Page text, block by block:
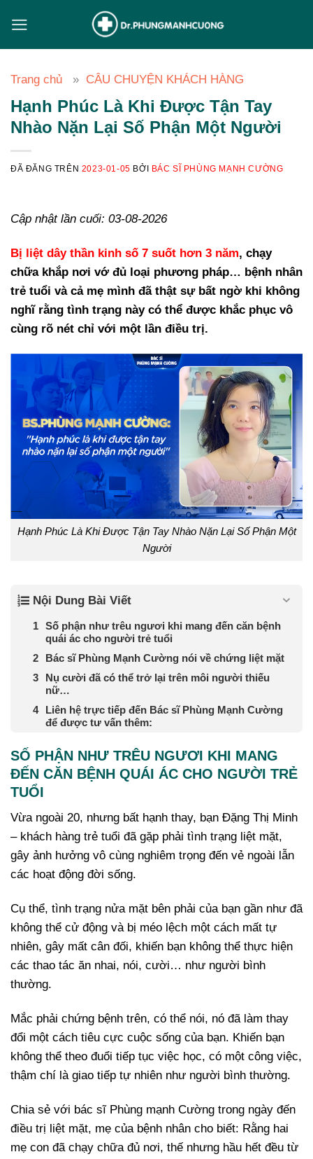
đến
nội
Trang chủ
CÂU CHUYỆN KHÁCH HÀNG
Hạnh Phúc Là Khi Được Tận Tay
Nhào Nặn Lại Số Phận Một Người
ĐÃ ĐĂNG TRÊN 2023-01-05 BỞI BÁC SĨ PHÙNG MẠNH CƯỜNG
Cập nhật lần cuối: 03-08-2026
Bị liệt dây thần kinh số 7 suốt hơn 3 năm, chạy
chữa khắp nơi vớ đủ loại phương pháp… bệnh nhân
trẻ tuổi và cả mẹ mình đã thật sự bất ngờ khi không
nghĩ rằng tình trạng này có thể được khắc phục vô
cùng rõ nét chỉ với một lần điều trị.
Hạnh Phúc Là Khi Được Tận Tay Nhào Nặn Lại Số Phận Một
Người
Nội Dung Bài Viết
Số phận như trêu ngươi khi mang đến căn bệnh
quái ác cho người trẻ tuổi
Bác sĩ Phùng Mạnh Cường nói về chứng liệt mặt
Nụ cười đã có thể trở lại trên môi người thiếu
nữ…
Liên hệ trực tiếp đến Bác sĩ Phùng Mạnh Cường
để được tư vấn thêm:
SỐ PHẬN NHƯ TRÊU NGƯƠI KHI MANG
ĐẾN CĂN BỆNH QUÁI ÁC CHO NGƯỜI TRẺ
TUỔI
Vừa ngoài 20, nhưng bất hạnh thay, bạn Đặng Thị Minh
– khách hàng trẻ tuổi đã gặp phải tình trạng liệt mặt,
gây ảnh hưởng vô cùng nghiêm trọng đến vẻ ngoài lẫn
các hoạt động đời sống.
Cụ thể, tình trạng nửa mặt bên phải của bạn gần như đã
không thể cử động và bị méo lệch một cách mất tự
nhiên, gây mất cân đối, khiến bạn không thể thực hiện
các thao tác ăn nhai, nói, cười… như người bình
thường.
Mắc phải chứng bệnh trên, có thể nói, nó đã làm thay
đổi một cách tiêu cực cuộc sống của bạn. Khiến bạn
không thể theo đuổi tiếp tục việc học, có một công việc,
thậm chí là giao tiếp tự nhiên như người bình thường.
Chia sẻ với bác sĩ Phùng mạnh Cường trong ngày đến
điều trị liệt mặt, mẹ của bệnh nhân cho biết: Rằng hai
mẹ con đã chạy chữa đủ nơi, thế nhưng hầu hết đều từ